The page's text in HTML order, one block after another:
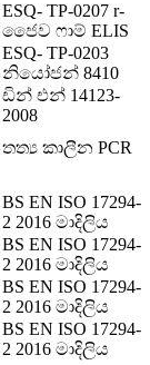
ESQ- TP-0207 r-
ජෛව ෆාම් ELIS
ESQ- TP-0203
නියෝජන් 8410
ඩින් එන් 14123-
2008
තත්‍ය කාලීන PCR
BS EN ISO 17294-
2 2016 මාදිලිය
BS EN ISO 17294-
2 2016 මාදිලිය
BS EN ISO 17294-
2 2016 මාදිලිය
BS EN ISO 17294-
2 2016 මාදිලිය